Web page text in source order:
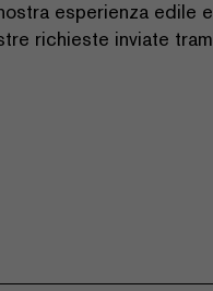
esperienza edile
richieste inviate